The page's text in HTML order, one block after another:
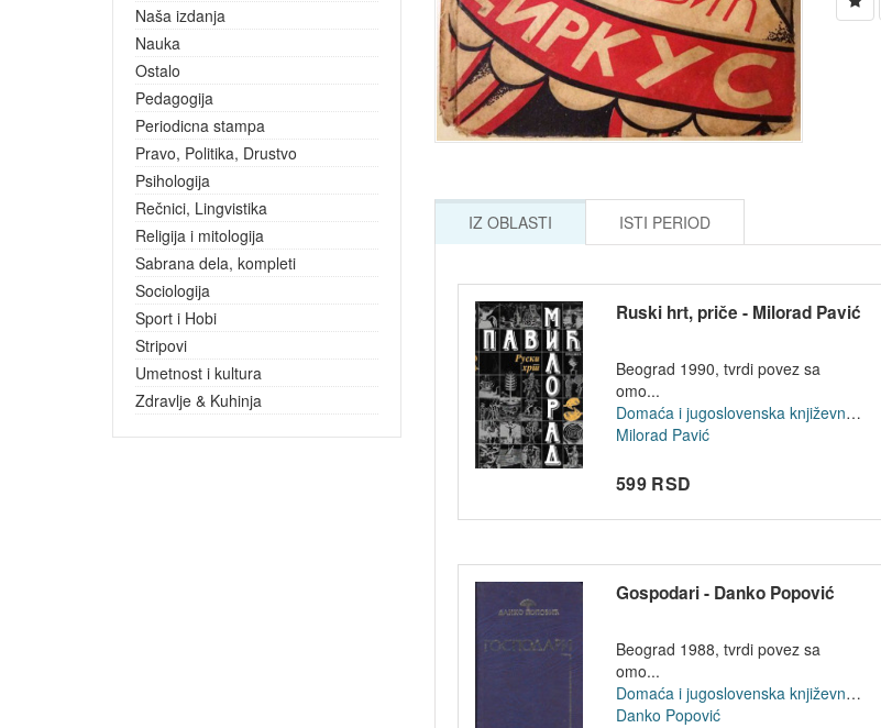
Naša izdanja
Nauka
Ostalo
Pedagogija
Periodicna stampa
Pravo, Politika, Drustvo
Psihologija
Rečnici, Lingvistika
Religija i mitologija
Sabrana dela, kompleti
Sociologija
Sport i Hobi
Stripovi
Umetnost i kultura
Zdravlje & Kuhinja
IZ OBLASTI ISTI PERIOD
Ruski hrt, priče - Milorad Pavić
Beograd 1990, tvrdi povez sa
omo...
Domaća i jugoslovenska književnost
Milorad Pavić
599 RSD
Gospodari - Danko Popović
Beograd 1988, tvrdi povez sa
omo...
Domaća i jugoslovenska književnost
Danko Popović